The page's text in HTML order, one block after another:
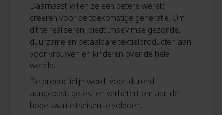
Daarnaast willen ze een betere wereld
creëren voor de toekomstige generatie. Om
dit te realiseren, biedt ImseVimse gezonde,
duurzame en betaalbare textielproducten aan
voor vrouwen en kinderen over de hele
wereld.
De productielijn wordt voortdurend
aangepast, getest en verbetert om aan de
hoge kwaliteitseisen te voldoen.